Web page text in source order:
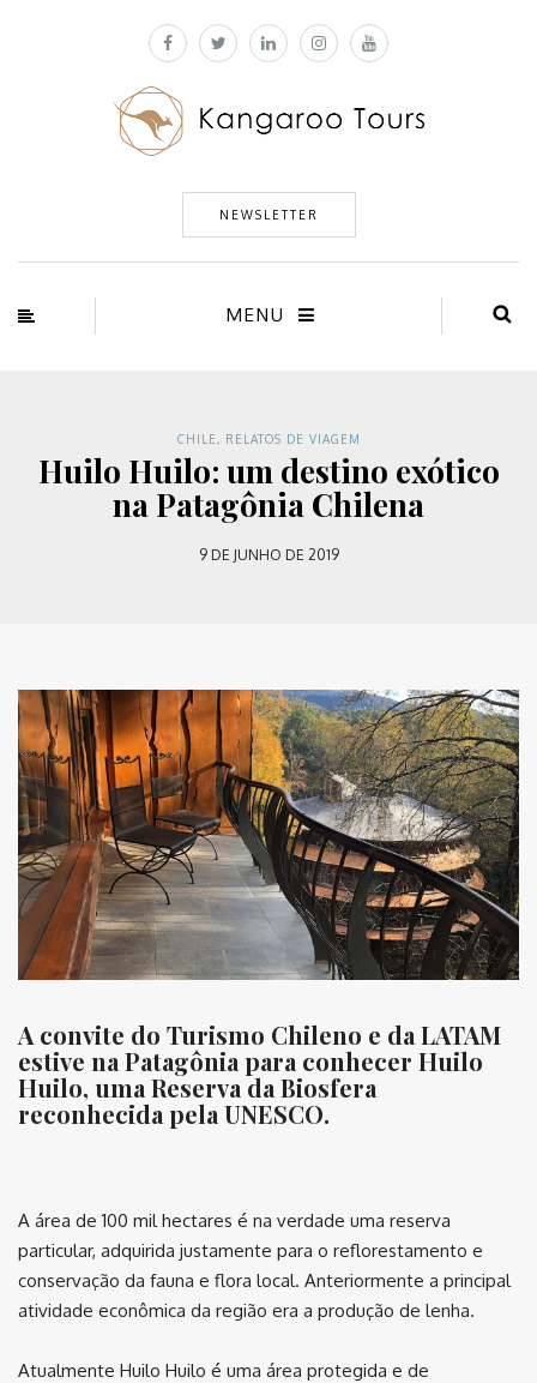
NEWSLETTER
MENU
CHILE , RELATOS DE VIAGEM
Huilo Huilo: um destino exótico
na Patagônia Chilena
9 DE JUNHO DE 2019
A convite do Turismo Chileno e da LATAM
estive na Patagônia para conhecer Huilo
Huilo, uma Reserva da Biosfera
reconhecida pela UNESCO.
A área de 100 mil hectares é na verdade uma reserva
particular, adquirida justamente para o reflorestamento e
conservação da fauna e flora local. Anteriormente a principal
atividade econômica da região era a produção de lenha.
Atualmente Huilo Huilo é uma área protegida e de